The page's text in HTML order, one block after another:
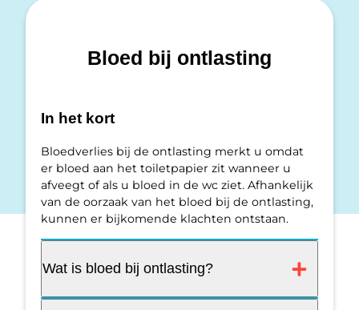
Bloed bij ontlasting
In het kort
Bloedverlies bij de ontlasting merkt u omdat
er bloed aan het toiletpapier zit wanneer u
afveegt of als u bloed in de wc ziet. Afhankelijk
van de oorzaak van het bloed bij de ontlasting,
kunnen er bijkomende klachten ontstaan.
Wat is bloed bij ontlasting?